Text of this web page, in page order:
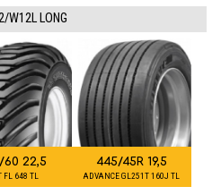
W12L LONG
60 22,5
FL 648 TL
445/45R 19,5
ADVANCE GL251T 160J TL